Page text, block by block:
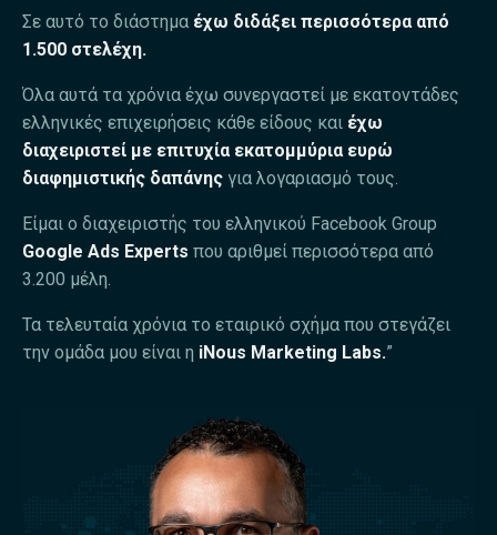
Σε αυτό το διάστημα έχω διδάξει περισσότερα από
1.500 στελέχη.
Όλα αυτά τα χρόνια έχω συνεργαστεί με εκατοντάδες
ελληνικές επιχειρήσεις κάθε είδους και έχω
διαχειριστεί με επιτυχία εκατομμύρια ευρώ
διαφημιστικής δαπάνης για λογαριασμό τους.
Είμαι ο διαχειριστής του ελληνικού Facebook Group
Google Ads Experts που αριθμεί περισσότερα από
3.200 μέλη.
Τα τελευταία χρόνια το εταιρικό σχήμα που στεγάζει
την ομάδα μου είναι η iNous Marketing Labs.”